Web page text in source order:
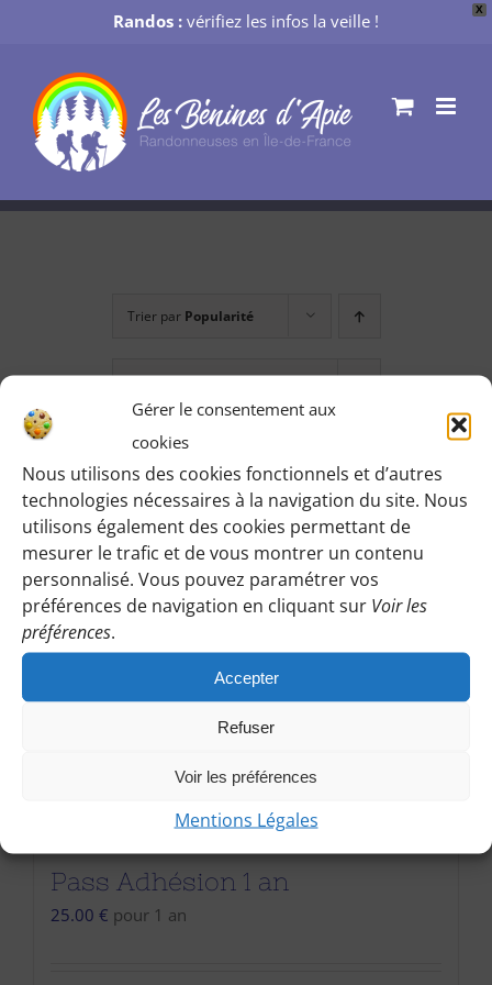
X
Randos : vérifiez les infos la veille !
Gérer le consentement aux
cookies
Nous utilisons des cookies fonctionnels et d’autres
technologies nécessaires à la navigation du site. Nous
utilisons également des cookies permettant de
mesurer le trafic et de vous montrer un contenu
personnalisé. Vous pouvez paramétrer vos
préférences de navigation en cliquant sur Voir les
préférences.
Accepter
Refuser
Voir les préférences
Mentions Légales
contenu
Trier par Popularité
Montrer12 produits
Pass Adhésion 1 an
25.00 € pour 1 an